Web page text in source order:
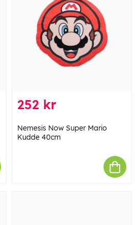
252 kr
Nemesis Now Super Mario
Kudde 40cm